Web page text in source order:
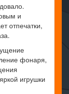
и
отпечатки,
фонаря,
игрушки